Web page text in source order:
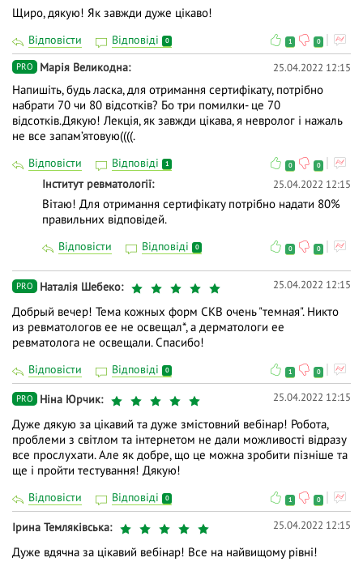
Щиро, дякую! Як завжди дуже цікаво!
Відповісти Відповіді 0 1 0
PRO Марія Великодна 25.04.2022 12:15
Напишіть, будь ласка, для отримання сертифікату, потрібно
набрати 70 чи 80 відсотків? Бо три помилки- це 70
відсотків.Дякую! Лекція, як завжди цікава, я невролог і нажаль
не все запам’ятовую((((.
Відповісти Відповіді 1 0 0
Інститут ревматології 25.04.2022 12:15
Вітаю! Для отримання сертифікату потрібно надати 80%
правильних відповідей.
Відповісти Відповіді 0 0 0
PRO Наталія Шебеко 25.04.2022 12:15
Добрый вечер! Тема кожных форм СКВ очень "темная". Никто
из ревматологов ее не освещал*, а дерматологи ее
ревматолога не освещали. Спасибо!
Відповісти Відповіді 0 1 0
PRO Ніна Юрчик 25.04.2022 12:15
Дуже дякую за цікавий та дуже змістовний вебінар! Робота,
проблеми з світлом та інтернетом не дали можливості відразу
все прослухати. Але як добре, що це можна зробити пізніше та
ще і пройти тестування! Дякую!
Відповісти Відповіді 0 1 0
Ірина Темляківська 25.04.2022 12:15
Дуже вдячна за цікавий вебінар! Все на найвищому рівні!